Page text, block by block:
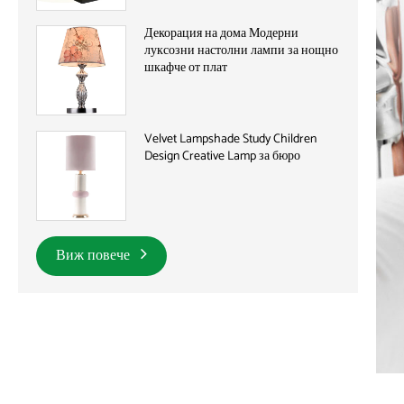
Декорация на дома Модерни
луксозни настолни лампи за нощно
шкафче от плат
Velvet Lampshade Study Children
Design Creative Lamp за бюро
Виж повече